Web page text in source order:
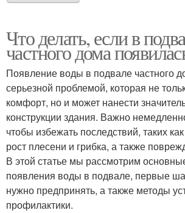
Что делать, если в
частного дома
Появление воды в подвале частного
серьезной проблемой, которая не
комфорт, но и может нанести
конструкции здания. Важно
чтобы избежать последствий, таких
рост плесени и грибка, а также
В этой статье мы рассмотрим
появления воды в подвале, первые
нужно предпринять, а также методы
профилактики.